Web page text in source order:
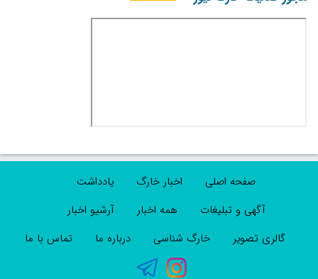
صفحه اصلی اخبار خارگ
یادداشت
آگهی و تبلیغات
همه اخبار
آرشیو اخبار
گالری تصویر
خارگ شناسی درباره ما تماس با ما